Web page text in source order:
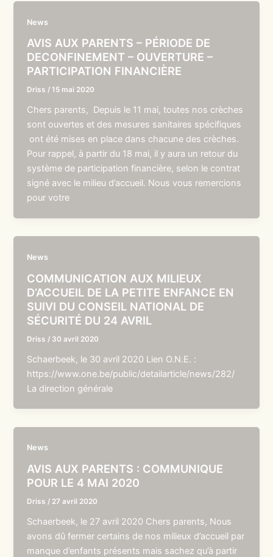
News
AVIS AUX PARENTS – PÉRIODE DE
DECONFINEMENT – OUVERTURE –
PARTICIPATION FINANCIÈRE
Driss /15 mai 2020
Chers parents, Depuis le 11 mai, toutes nos crèches
sont ouvertes et des mesures sanitaires spécifiques
ont été mises en place dans chacune des crèches.
Pour rappel, à partir du 18 mai, il y aura un retour du
système de participation financière, selon le contrat
signé avec le milieu d’accueil. Nous vous remercions
pour votre
News
COMMUNICATION AUX MILIEUX
D’ACCUEIL DE LA PETITE ENFANCE EN
SUIVI DU CONSEIL NATIONAL DE
SÉCURITÉ DU 24 AVRIL
Driss / 30 avril 2020
Schaerbeek, le 30 avril 2020 Lien O.N.E. :
https://www.one.be/public/detailarticle/news/282/
La direction générale
News
AVIS AUX PARENTS : COMMUNIQUE
POUR LE 4 MAI 2020
Driss / 27 avril 2020
Schaerbeek, le 27 avril 2020 Chers parents, Nous
avons dû fermer certains de nos milieux d’accueil par
manque d’enfants présents mais sachez qu’à partir